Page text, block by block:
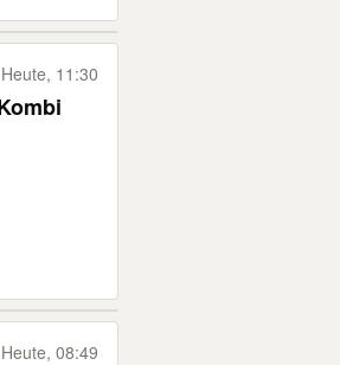
Heute, 11:30
Heute, 08:49